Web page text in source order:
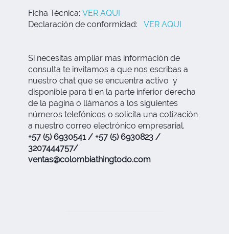
Ficha Técnica: VER AQUI
Declaración de conformidad: VER AQUI
Si necesitas ampliar mas información de
consulta te invitamos a que nos escribas a
nuestro chat que se encuentra activo y
disponible para ti en la parte inferior derecha
de la pagina o llámanos a los siguientes
números telefónicos o solicita una cotización
a nuestro correo electrónico empresarial.
+57 (5) 6930541 / +57 (5) 6930823 /
3207444757/
ventas@colombiathingtodo.com